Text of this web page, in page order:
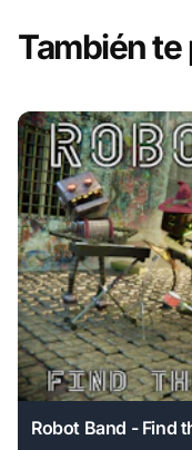
También
Robot Band - Find